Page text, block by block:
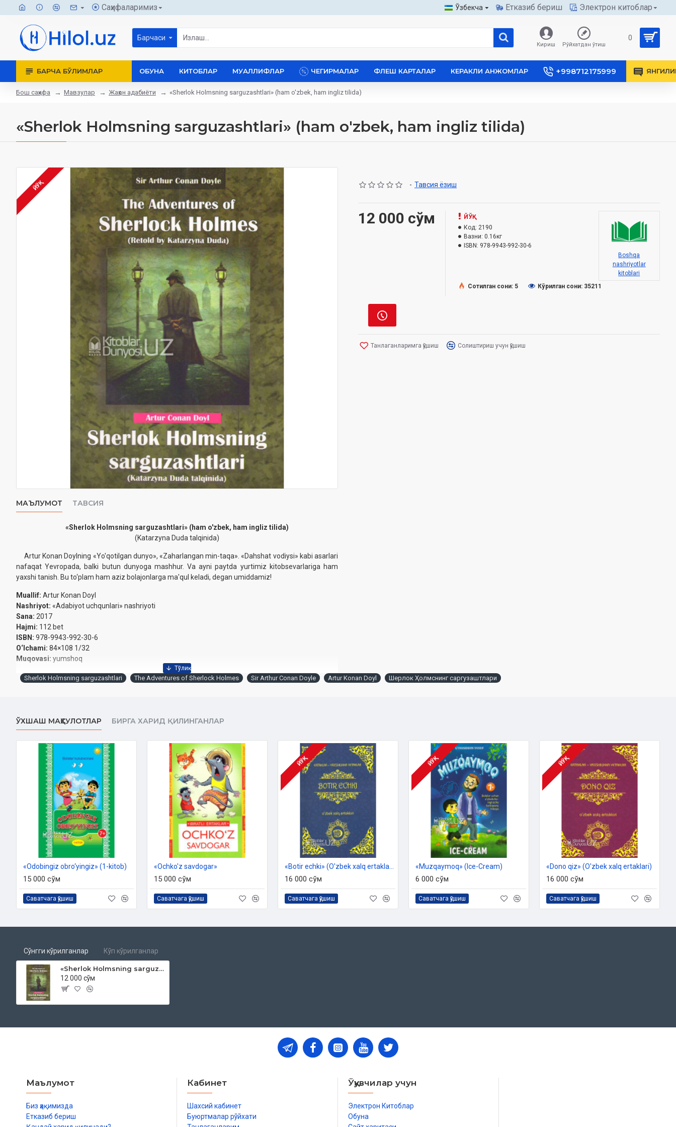
Саҳифаларимиз Ўзбекча Етказиб бериш Электрон китоблар
Барчаси
Кириш Рўйхатдан ўтиш
0
БАРЧА БЎЛИМЛАР ОБУНА КИТОБЛАР МУАЛЛИФЛАР ЧЕГИРМАЛАР ФЛЕШ КАРТАЛАР КЕРАКЛИ АНЖОМЛАР +998712175999
Бош саҳифа Мавзулар Жаҳон адабиёти «Sherlok Holmsning sarguzashtlari»‎ (ham o'zbek, ham ingliz tilida)
«Sherlok Holmsning sarguzashtlari»‎ (ham o'zbek, ham ingliz tilida)
ЙЎҚ
МАЪЛУМОТ ТАВСИЯ
«Sherlok Holmsning sarguzashtlari»‎ (ham o'zbek, ham ingliz tilida)
(Katarzyna Duda talqinida)
Artur Konan Doylning «Yo'qotilgan dunyo», «Zaharlangan min-taqa». «Dahshat vodiysi» ‎kabi asarlari
nafaqat Yevropada, balki butun dunyoga mashhur. Va ayni paytda yurtimiz ‎kitobsevarlariga ham
yaxshi tanish.‎ Bu to‘plam ham aziz bolajonlarga ma'qul keladi, degan umiddamiz!
Muallif: Artur Konan Doyl ‎
Nashriyot: «Adabiyot uchqunlari» nashriyoti
Sana: 2017
Hajmi: 112 bet
ISBN: 978-9943-992-30-6
O‘lchami: 84×108 1/32‎
Muqovasi: yumshoq
- Тавсия ёзиш
12 000 сўм
ЙЎҚ
Код: 2190
Вазни: 0.16кг
ISBN: 978-9943-992-30-6
Boshqa
nashriyotlar
kitoblari
Сотилган сони: 5
Кўрилган сони: 35211
Танлаганларимга қўшиш Солиштириш учун қўшиш
Sherlok Holmsning sarguzashtlari The Adventures of Sherlock Holmes Sir Arthur Conan Doyle Artur Konan Doyl Шерлок Ҳолмснинг саргузаштлари
ЎХШАШ МАҲСУЛОТЛАР БИРГА ХАРИД ҚИЛИНГАНЛАР
«Odobingiz obro‘yingiz» (1-kitob)
15 000 сўм
Саватчага қўшиш
«Ochko'z savdogar»
15 000 сўм
Саватчага қўшиш
ЙЎҚ
16 000 сўм
Саватчага қўшиш
ЙЎҚ
«Muzqaymoq» (Ice-Cream)
6 000 сўм
Саватчага қўшиш
ЙЎҚ
«Dono qiz»‎ (O'zbek xalq ertaklari)
16 000 сўм
Саватчага қўшиш
Сўнгги кўрилганлар Кўп кўрилганлар
«Sherlok Holmsning sarguzashtlari»‎ (ham o'zbek, ham ingliz tilida)
12 000 сўм
Маълумот
Биз ҳақимизда
Етказиб бериш
Кабинет
Шахсий кабинет
Буюртмалар рўйхати
Ўқувчилар учун
Электрон Китоблар
Обуна